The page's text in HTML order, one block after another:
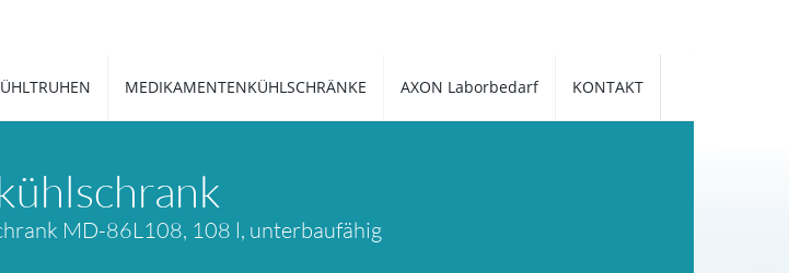
MEDIKAMENTENKÜHLSCHRÄNKE AXON Laborbedarf KONTAKT
MD-86L108, 108 l, unterbaufähig